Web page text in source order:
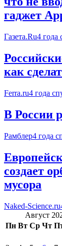
гаджет
Газета.Ru4 года
как
Ferra.ru4 года
В России
Рамблер4 года
создает
мусора
Naked-Science.ru
Август
Пн Вт Ср Чт